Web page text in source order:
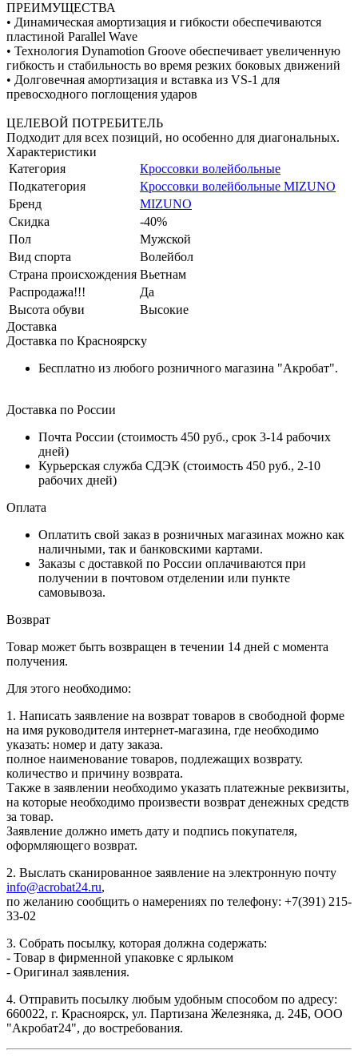
ПРЕИМУЩЕСТВА
• Динамическая амортизация и гибкости обеспечиваются
пластиной Parallel Wave
• Технология Dynamotion Groove обеспечивает увеличенную
гибкость и стабильность во время резких боковых движений
• Долговечная амортизация и вставка из VS-1 для
превосходного поглощения ударов
ЦЕЛЕВОЙ ПОТРЕБИТЕЛЬ
Подходит для всех позиций, но особенно для диагональных.
Характеристики
Категория
Кроссовки волейбольные
Подкатегория
Кроссовки волейбольные MIZUNO
Бренд
MIZUNO
Скидка
-40%
Пол
Мужской
Вид спорта
Волейбол
Страна происхождения Вьетнам
Распродажа!!!
Да
Высота обуви
Высокие
Доставка
Доставка по Красноярску
Бесплатно из любого розничного магазина "Акробат".
Доставка по России
Почта России (стоимость 450 руб., срок 3-14 рабочих
дней)
Курьерская служба СДЭК (стоимость 450 руб., 2-10
рабочих дней)
Оплата
Оплатить свой заказ в розничных магазинах можно как
наличными, так и банковскими картами.
Заказы с доставкой по России оплачиваются при
получении в почтовом отделении или пункте
самовывоза.
Возврат
Товар может быть возвращен в течении 14 дней с момента
получения.
Для этого необходимо:
1. Написать заявление на возврат товаров в свободной форме
на имя руководителя интернет-магазина, где необходимо
указать: номер и дату заказа.
полное наименование товаров, подлежащих возврату.
количество и причину возврата.
Также в заявлении необходимо указать платежные реквизиты,
на которые необходимо произвести возврат денежных средств
за товар.
Заявление должно иметь дату и подпись покупателя,
оформляющего возврат.
2. Выслать сканированное заявление на электронную почту
info@acrobat24.ru,
по желанию сообщить о намерениях по телефону: +7(391) 215-
33-02
3. Собрать посылку, которая должна содержать:
- Товар в фирменной упаковке с ярлыком
- Оригинал заявления.
4. Отправить посылку любым удобным способом по адресу:
660022, г. Красноярск, ул. Партизана Железняка, д. 24Б, ООО
"Акробат24", до востребования.